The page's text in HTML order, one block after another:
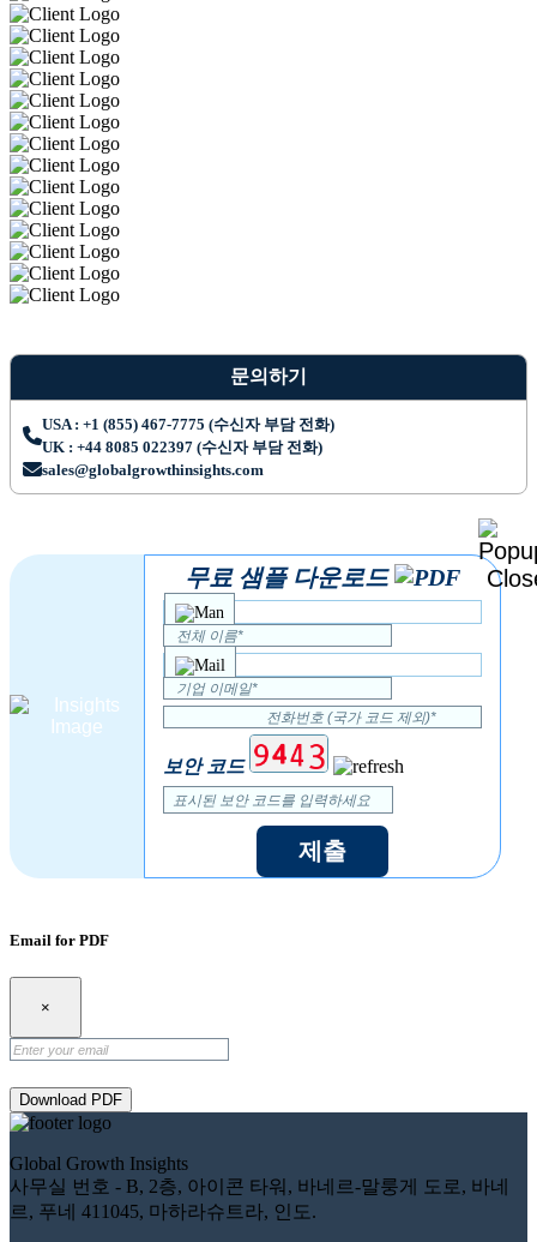
문의하기
USA : +1 (855) 467-7775 (수신자 부담 전화)
UK : +44 8085 022397 (수신자 부담 전화)
sales@globalgrowthinsights.com
무료 샘플 다운로드
보안 코드
제출
Email for PDF
×
Download PDF
Global Growth Insights
사무실 번호 - B, 2층, 아이콘 타워, 바네르-말룽게 도로, 바네
르, 푸네 411045, 마하라슈트라, 인도.